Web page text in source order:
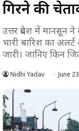
गिरने की
उत्तर प्रदेश में मानसून
भारी बारिश का
जारी। जानिए किन
Nidhi Yadav June